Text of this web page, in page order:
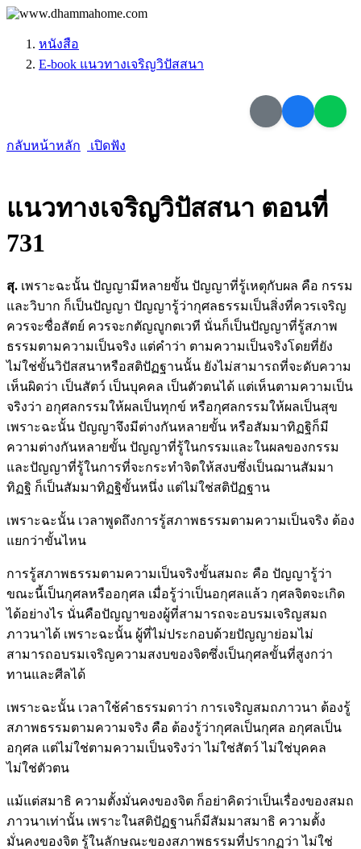
หนังสือ
E-book แนวทางเจริญวิปัสสนา
กลับหน้าหลัก เปิดฟัง
แนวทางเจริญวิปัสสนา ตอนที่
731
สุ. เพราะฉะนั้น ปัญญามีหลายขั้น ปัญญาที่รู้เหตุกับผล คือ กรรม
และวิบาก ก็เป็นปัญญา ปัญญารู้ว่ากุศลธรรมเป็นสิ่งที่ควรเจริญ
ควรจะซื่อสัตย์ ควรจะกตัญญูกตเวที นั่นก็เป็นปัญญาที่รู้สภาพ
ธรรมตามความเป็นจริง แต่คำว่า ตามความเป็นจริงโดยที่ยัง
ไม่ใช่ขั้นวิปัสสนาหรือสติปัฏฐานนั้น ยังไม่สามารถที่จะดับความ
เห็นผิดว่า เป็นสัตว์ เป็นบุคคล เป็นตัวตนได้ แต่เห็นตามความเป็น
จริงว่า อกุศลกรรมให้ผลเป็นทุกข์ หรือกุศลกรรมให้ผลเป็นสุข
เพราะฉะนั้น ปัญญาจึงมีต่างกันหลายขั้น หรือสัมมาทิฏฐิก็มี
ความต่างกันหลายขั้น ปัญญาที่รู้ในกรรมและในผลของกรรม
และปัญญาที่รู้ในการที่จะกระทำจิตให้สงบซึ่งเป็นฌานสัมมา
ทิฏฐิ ก็เป็นสัมมาทิฏฐิขั้นหนึ่ง แต่ไม่ใช่สติปัฏฐาน
เพราะฉะนั้น เวลาพูดถึงการรู้สภาพธรรมตามความเป็นจริง ต้อง
แยกว่าขั้นไหน
การรู้สภาพธรรมตามความเป็นจริงขั้นสมถะ คือ ปัญญารู้ว่า
ขณะนี้เป็นกุศลหรืออกุศล เมื่อรู้ว่าเป็นอกุศลแล้ว กุศลจิตจะเกิด
ได้อย่างไร นั่นคือปัญญาของผู้ที่สามารถจะอบรมเจริญสมถ
ภาวนาได้ เพราะฉะนั้น ผู้ที่ไม่ประกอบด้วยปัญญาย่อมไม่
สามารถอบรมเจริญความสงบของจิตซึ่งเป็นกุศลขั้นที่สูงกว่า
ทานและศีลได้
เพราะฉะนั้น เวลาใช้คำธรรมดาว่า การเจริญสมถภาวนา ต้องรู้
สภาพธรรมตามความจริง คือ ต้องรู้ว่ากุศลเป็นกุศล อกุศลเป็น
อกุศล แต่ไม่ใช่ตามความเป็นจริงว่า ไม่ใช่สัตว์ ไม่ใช่บุคคล
ไม่ใช่ตัวตน
แม้แต่สมาธิ ความตั้งมั่นคงของจิต ก็อย่าคิดว่าเป็นเรื่องของสมถ
ภาวนาเท่านั้น เพราะในสติปัฏฐานก็มีสัมมาสมาธิ ความตั้ง
มั่นคงของจิต รู้ในลักษณะของสภาพธรรมที่ปรากฏว่า ไม่ใช่